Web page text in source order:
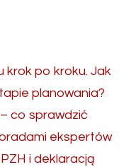
krok po kroku. Jak
planowania?
co sprawdzić
ekspertów
i deklaracją